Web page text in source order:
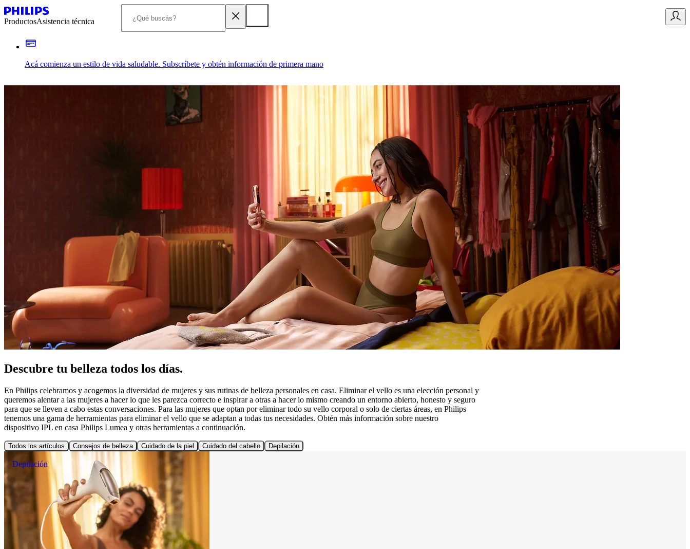
ProductosAsistencia técnica
Acá comienza un estilo de vida saludable. Subscríbete y obtén información de primera mano
Descubre tu belleza todos los días.
En Philips celebramos y acogemos la diversidad de mujeres y sus rutinas de belleza personales en casa. Eliminar el vello es una elección personal y
queremos alentar a las mujeres a hacer lo que les parezca correcto e inspirar a otras a hacer lo mismo creando un entorno abierto, honesto y seguro
para que se lleven a cabo estas conversaciones. Para las mujeres que optan por eliminar todo su vello corporal o solo de ciertas áreas, en Philips
tenemos una gama de herramientas para eliminar el vello que se adaptan a todas tus necesidades. Obtén más información sobre nuestro
dispositivo IPL en casa Philips Lumea y otras herramientas a continuación.
Todos los artículos Consejos de belleza Cuidado de la piel Cuidado del cabello Depilación
Depilación